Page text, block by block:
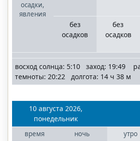
осадки,
явления
без
осадков
без
осадков
восход солнца: 5:10 заход: 19:49
темноты: 20:22 долгота: 14 ч 38 м
10 августа 2026,
понедельник
время
ночь утро